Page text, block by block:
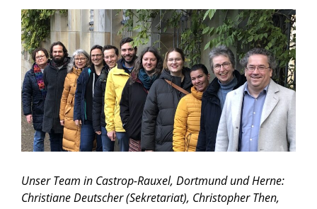
Unser Team in Castrop-Rauxel, Dortmund und Herne:
Christiane Deutscher (Sekretariat), Christopher Then,